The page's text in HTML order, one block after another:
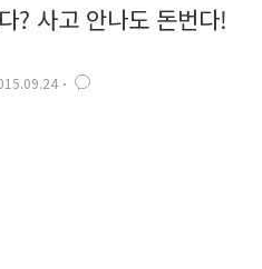
? 사고 안나도 돈번다!